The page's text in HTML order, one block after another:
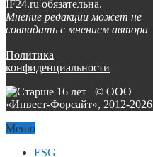
IF24.ru обязательна.
Мнение редакции может не
совпадать с мнением автора
Политика
конфиденциальности
© ООО
«Инвест-Форсайт», 2012-2026
Меню
ESG